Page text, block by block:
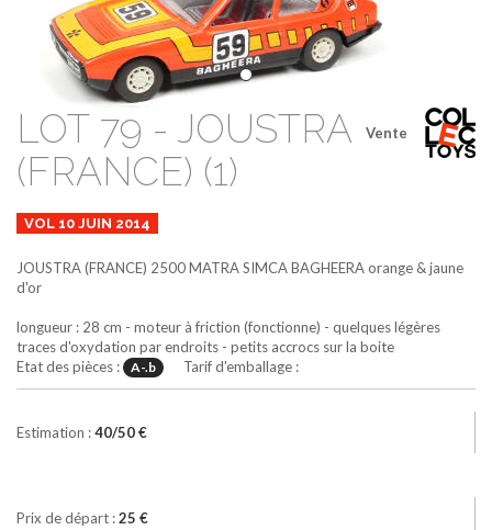
Vente
LOT 79 - JOUSTRA
(FRANCE) (1)
VOL 10 JUIN 2014
JOUSTRA (FRANCE) 2500MATRA SIMCA BAGHEERAorange & jaune
d'or
longueur : 28 cm - moteur à friction (fonctionne) - quelques légères
traces d'oxydation par endroits - petits accrocs sur la boite
Etat des pièces :
A-.b Tarif d'emballage :
Estimation :40/50 €
Prix de départ :25 €